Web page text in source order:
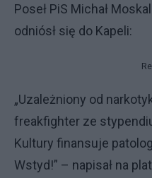
Poseł PiS Michał
odniósł się do Kapeli:
„Uzależniony od
freakfighter ze
Kultury finansuje
Wstyd!” – napisał na